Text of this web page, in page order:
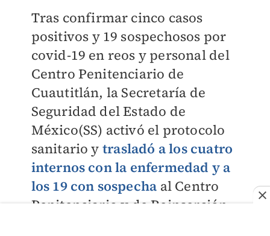
Tras confirmar cinco casos
positivos y 19 sospechosos por
covid-19 en reos y personal del
Centro Penitenciario de
Cuautitlán, la Secretaría de
Seguridad del Estado de
México(SS) activó el protocolo
sanitario y trasladó a los cuatro
internos con la enfermedad y a
los 19 con sospecha al Centro
Penitenciario y de Reinserción